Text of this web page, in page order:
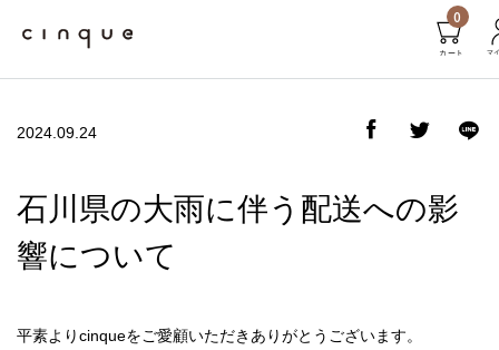
0
2024.09.24
石川県の大雨に伴う配送への影
響について
平素よりcinqueをご愛顧いただきありがとうございます。